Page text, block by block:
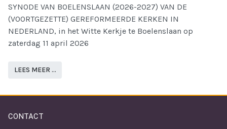
SYNODE VAN BOELENSLAAN (2026-2027) VAN DE
(VOORTGEZETTE) GEREFORMEERDE KERKEN IN
NEDERLAND, in het Witte Kerkje te Boelenslaan op
zaterdag 11 april 2026
LEES MEER …
CONTACT